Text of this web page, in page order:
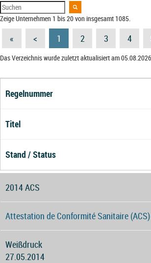
Zeige Unternehmen 1 bis 20 von insgesamt 1085.
« < 1 2 3 4
Das Verzeichnis wurde zuletzt aktualisiert am
Regelnummer
Titel
Stand / Status
2014 ACS
Attestation de Conformité Sanitaire (ACS)
Weißdruck
27.05.2014